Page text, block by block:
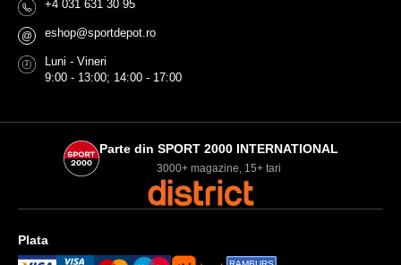
+4 031 631 30 95
@ eshop@sportdepot.ro
Luni - Vineri
9:00 - 13:00; 14:00 - 17:00
Parte din SPORT 2000 INTERNATIONAL
3000+ magazine, 15+ tari
Plata